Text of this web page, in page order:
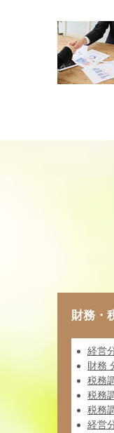
財務・
経営
財務
税務
税務
税務
経営